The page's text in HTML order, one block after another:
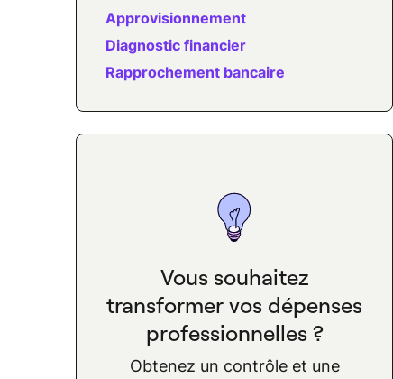
Approvisionnement
Diagnostic financier
Rapprochement bancaire
Vous souhaitez
transformer vos dépenses
professionnelles ?
Obtenez un contrôle et une